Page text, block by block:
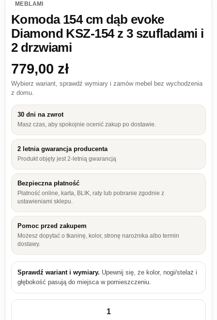
MEBLAMI
Komoda 154 cm dąb evoke
Diamond KSZ-154 z 3 szufladami i
2 drzwiami
779,00 zł
Wybierz wariant, sprawdź wymiary i zamów mebel bez wychodzenia
z domu.
30 dni na zwrot
Masz czas, aby spokojnie ocenić zakup po dostawie.
2 letnia gwarancja producenta
Produkt objęty jest 2-letnią gwarancją
Bezpieczna płatność
Płatność online, karta, BLIK, raty lub pobranie zgodnie z
ustawieniami sklepu.
Pomoc przed zakupem
Możesz dopytać o tkaninę, kolor, stronę narożnika albo termin
dostawy.
Sprawdź wariant i wymiary. Upewnij się, że kolor, nogi/stelaż i
głębokość pasują do miejsca w pomieszczeniu.
ilość Komoda 154 cm dąb evoke Diamond KSZ-154 z 3